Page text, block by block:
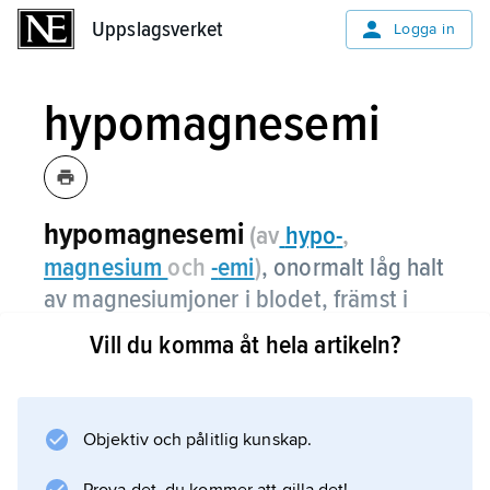
Uppslagsverket Logga in
hypomagnesemi
hypomagnesemi (av hypo-,
magnesium och-emi), onormalt låg halt
av magnesiumjoner i blodet, främst i
blodplasma, och därmed i övriga
kroppsvätskor.
tunntarmssjukdom som medför minskat
Vill du komma åt hela artikeln?
Objektiv och pålitlig kunskap.